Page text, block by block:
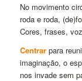
No movimento
roda e roda,
Cores, frases,
Centrar para
imaginação, o
nos invade sem